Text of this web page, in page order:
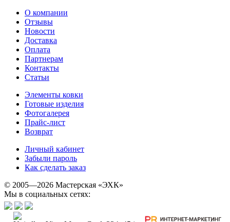
О компании
Отзывы
Новости
Доставка
Оплата
Партнерам
Контакты
Статьи
Элементы ковки
Готовые изделия
Фотогалерея
Прайс-лист
Возврат
Личный кабинет
Забыли пароль
Как сделать заказ
© 2005—2026 Мастерская «ЭХК»
Мы в социальных сетях: